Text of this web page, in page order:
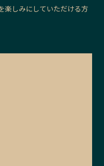
楽しみにしていただける方